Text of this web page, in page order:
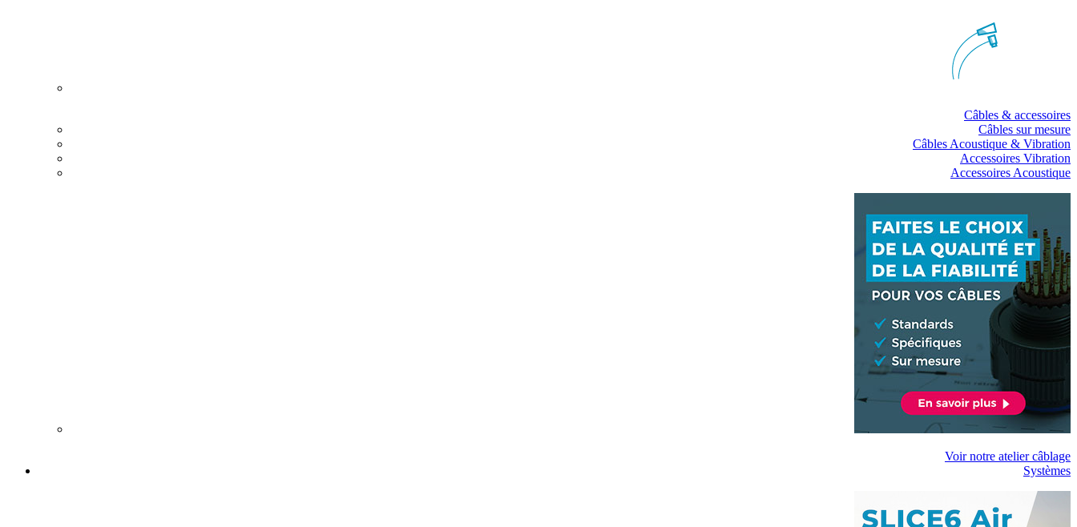
Câbles & accessoires
Câbles sur mesure
Câbles Acoustique & Vibration
Accessoires Vibration
Accessoires Acoustique
Voir notre atelier câblage
Systèmes